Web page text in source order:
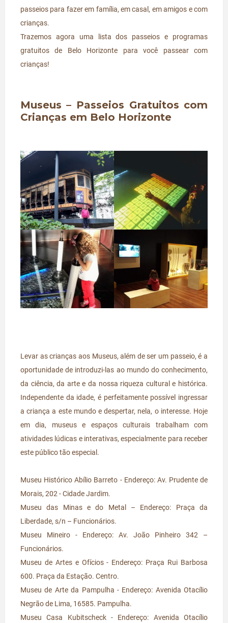
passeios para fazer em família, em casal, em amigos e com
crianças.
Trazemos agora uma lista dos passeios e programas
gratuitos de Belo Horizonte para você passear com
crianças!
Museus – Passeios Gratuitos com
Crianças em Belo Horizonte
Levar as crianças aos Museus, além de ser um passeio, é a
oportunidade de introduzi-las ao mundo do conhecimento,
da ciência, da arte e da nossa riqueza cultural e histórica.
Independente da idade, é perfeitamente possível ingressar
a criança a este mundo e despertar, nela, o interesse. Hoje
em dia, museus e espaços culturais trabalham com
atividades lúdicas e interativas, especialmente para receber
este público tão especial.
Museu Histórico Abílio Barreto - Endereço: Av. Prudente de
Morais, 202 - Cidade Jardim.
Museu das Minas e do Metal – Endereço: Praça da
Liberdade, s/n – Funcionários.
Museu Mineiro - Endereço: Av. João Pinheiro 342 –
Funcionários.
Museu de Artes e Ofícios - Endereço: Praça Rui Barbosa
600. Praça da Estação. Centro.
Museu de Arte da Pampulha - Endereço: Avenida Otacílio
Negrão de Lima, 16585. Pampulha.
Museu Casa Kubitscheck - Endereço: Avenida Otacílio